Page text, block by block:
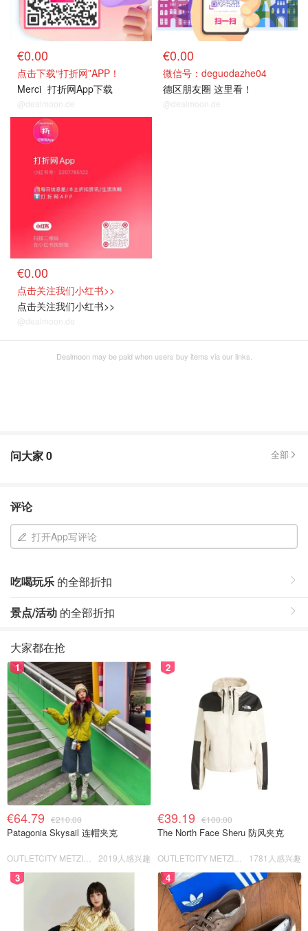
€0.00
点击下载“打折网”APP！
Merci 打折网App下载
@dealmoon.de
€0.00
微信号：deguodazhe04
德区朋友圈 这里看！
@dealmoon.de
€0.00
点击关注我们小红书>>
点击关注我们小红书>>
@dealmoon.de
Dealmoon may be paid when users buy items via our links.
问大家0 全部
评论
打开App写评论
吃喝玩乐 的全部折扣
景点/活动 的全部折扣
大家都在抢
1
€64.79 €210.00
Patagonia Skysail 连帽夹克
OUTLETCITY METZINGEN 2019人感兴趣
2
€39.19 €100.00
The North Face Sheru 防风夹克
OUTLETCITY METZINGEN 1781人感兴趣
3 4